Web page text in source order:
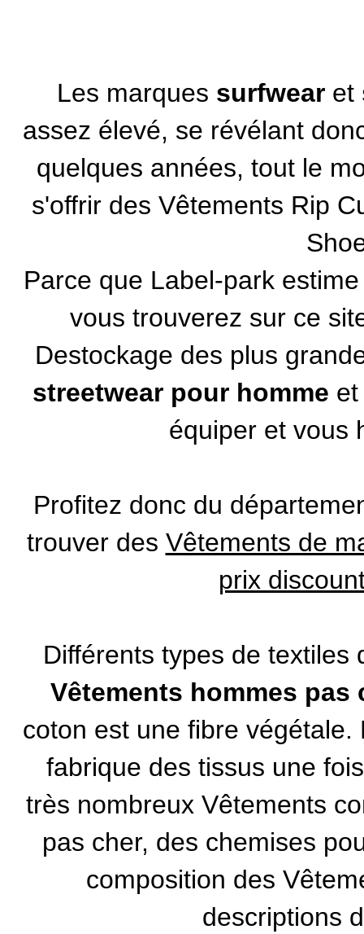
Les marques surfwearet
assez élevé, se révélant
quelques années, tout le
s'offrir des Vêtements Rip
Parce que Label-park
vous trouverez sur ce
Destockage des plus
streetwear pour homme
équiper et vous
Profitez donc du
trouver des Vêtements de
prix
Différents types de
Vêtements hommes pas
coton est une fibre
fabrique des tissus une
très nombreux Vêtements
pas cher, des chemises
composition des
descriptions